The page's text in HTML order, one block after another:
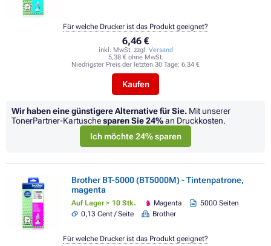
6,46 €
inkl. MwSt. zzgl. Versand
5,38 € ohne MwSt.
Niedrigster Preis der letzten 30 Tage: 6,34 €
Kaufen
Für welche Drucker ist das Produkt geeignet?
Wir haben eine günstigere Alternative für Sie. Mit unserer
TonerPartner-Kartuschesparen Sie24%an Druckkosten.
Ich möchte 24% sparen
Brother BT-5000 (BT5000M) - Tintenpatrone,
magenta
Auf Lager > 10 Stk. Magenta
5000 Seiten
0,13 Cent / Seite
Brother
Für welche Drucker ist das Produkt geeignet?